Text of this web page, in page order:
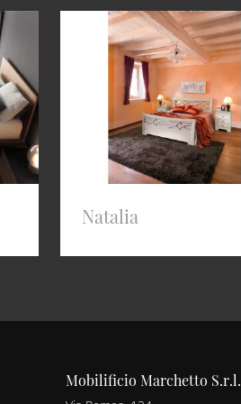
Natalia
Mobilificio Marchetto S.r.l.